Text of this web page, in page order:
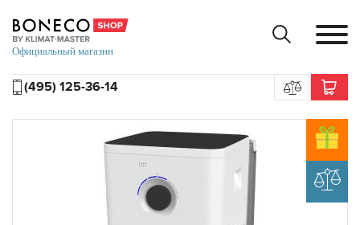
(495) 125-36-14